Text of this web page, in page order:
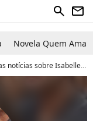
search newsletter
Novela Quem Ama
sobre Isabelle Drummond